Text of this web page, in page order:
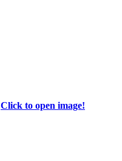
Click to open image!